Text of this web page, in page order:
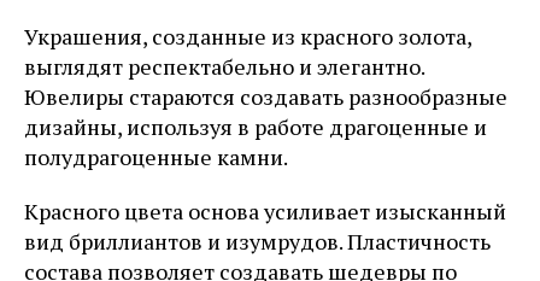
Украшения, созданные из красного золота,
выглядят респектабельно и элегантно.
Ювелиры стараются создавать разнообразные
дизайны, используя в работе драгоценные и
полудрагоценные камни.
Красного цвета основа усиливает изысканный
вид бриллиантов и изумрудов. Пластичность
состава позволяет создавать шедевры по